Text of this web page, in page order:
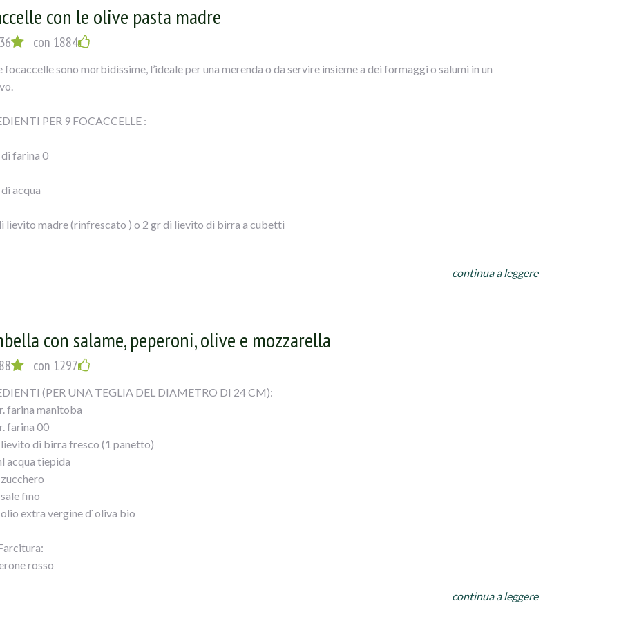
con le olive pasta madre
con 1884
focaccelle sono morbidissime, l’ideale per una merenda o da servire insieme a dei formaggi o salumi in un
PER 9 FOCACCELLE :
farina 0
acqua
lievito madre (rinfrescato ) o 2 gr di lievito di birra a cubetti
:
con un canovaccio.
continua a leggere
con salame, peperoni, olive e mozzarella
con 1297
(PER UNA TEGLIA DEL DIAMETRO DI 24 CM):
farina manitoba
farina 00
lievito di birra fresco (1 panetto)
acqua tiepida
fino
extra vergine d`oliva bio
rosso
continua a leggere